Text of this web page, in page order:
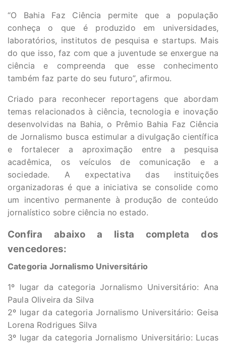
“O Bahia Faz Ciência permite que a população
conheça o que é produzido em universidades,
laboratórios, institutos de pesquisa e startups. Mais
do que isso, faz com que a juventude se enxergue na
ciência e compreenda que esse conhecimento
também faz parte do seu futuro”, afirmou.
Criado para reconhecer reportagens que abordam
temas relacionados à ciência, tecnologia e inovação
desenvolvidas na Bahia, o Prêmio Bahia Faz Ciência
de Jornalismo busca estimular a divulgação científica
e fortalecer a aproximação entre a pesquisa
acadêmica, os veículos de comunicação e a
sociedade. A expectativa das instituições
organizadoras é que a iniciativa se consolide como
um incentivo permanente à produção de conteúdo
jornalístico sobre ciência no estado.
Confira abaixo a lista completa dos
vencedores:
Categoria Jornalismo Universitário
1º lugar da categoria Jornalismo Universitário: Ana
Paula Oliveira da Silva
2º lugar da categoria Jornalismo Universitário: Geisa
Lorena Rodrigues Silva
3º lugar da categoria Jornalismo Universitário: Lucas